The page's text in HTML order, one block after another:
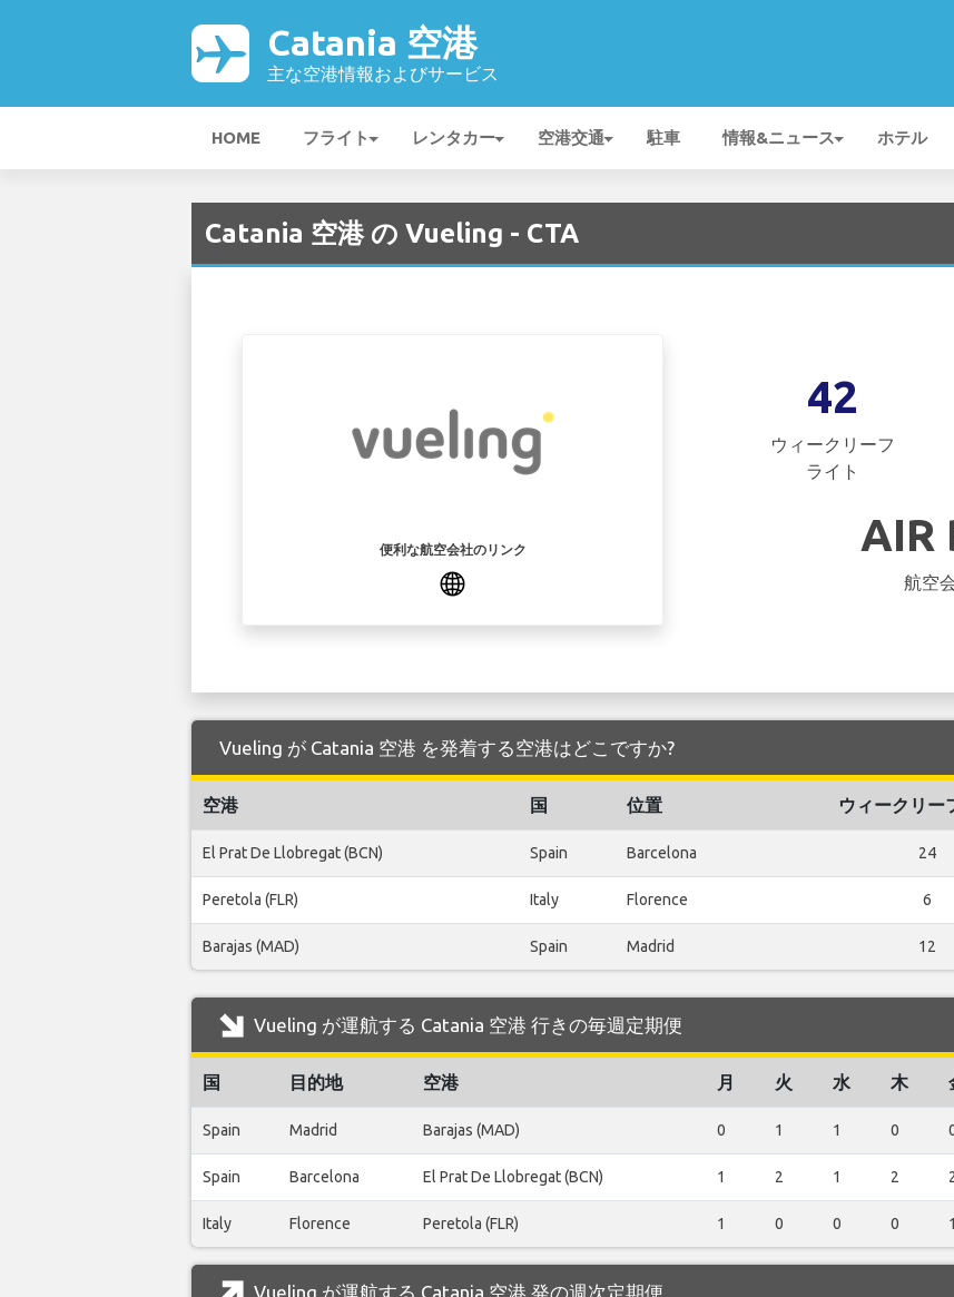
Catania 空港
主な空港情報およびサービス
HOME フライト レンタカー 空港交通 駐車 情報&ニュース ホテル
Catania 空港 の Vueling - CTA
便利な航空会社のリンク
42
ウィークリーフ
ライト
AIR
航空
Vueling が Catania 空港 を発着する空港はどこですか?
空港 国 位置 ウィークリー
El Prat De Llobregat (BCN) Spain Barcelona 24
Peretola (FLR) Italy Florence 6
Barajas (MAD) Spain Madrid 12
Vueling が運航する Catania 空港 行きの毎週定期便
国 目的地 空港 月 火 水 木
Spain Madrid Barajas (MAD) 0 1 1 0
Spain Barcelona El Prat De Llobregat (BCN) 1 2 1 2
Italy Florence Peretola (FLR) 1 0 0 0 1
Vueling が運航する Catania 空港 発の週次定期便